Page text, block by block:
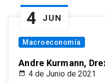
4 JUN
Macroeconomía
Andre Kurmann,
4 de Junio de 2021